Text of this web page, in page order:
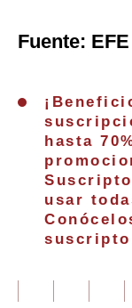
Fuente: EFE
hasta
usar